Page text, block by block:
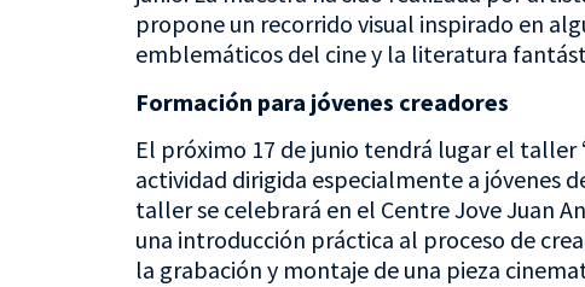
propone un recorrido visual inspirado en
emblemáticos del cine y la literatura
Formación para jóvenes creadores
El próximo 17 de junio tendrá lugar el taller
actividad dirigida especialmente a jóvenes
taller se celebrará en el Centre Jove Juan
una introducción práctica al proceso de
la grabación y montaje de una pieza